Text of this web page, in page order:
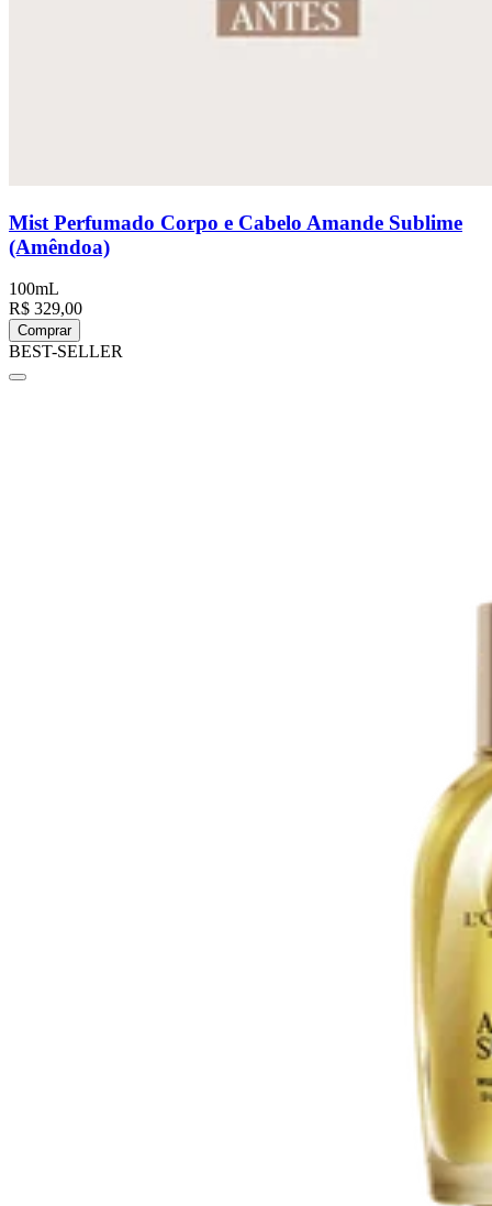
Mist Perfumado Corpo e Cabelo Amande Sublime
(Amêndoa)
100mL
R$ 329,00
Comprar
BEST-SELLER